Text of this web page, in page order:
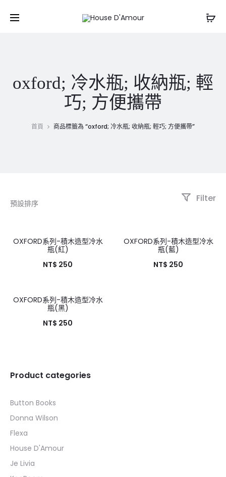
oxford; 冷水瓶; 收納瓶; 輕
巧; 方便攜帶
首頁 商品標籤為 “oxford; 冷水瓶; 收納瓶; 輕巧; 方便攜帶”
Filter
OXFORD系列-積木造型冷水
瓶(紅)
NT$ 250
OXFORD系列-積木造型冷水
瓶(藍)
NT$ 250
OXFORD系列-積木造型冷水
瓶(黑)
NT$ 250
Product categories
Button Books
Donna Wilson
Flexa
House D'Amour
Je Livia